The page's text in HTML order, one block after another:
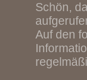
Schön,
Auf den